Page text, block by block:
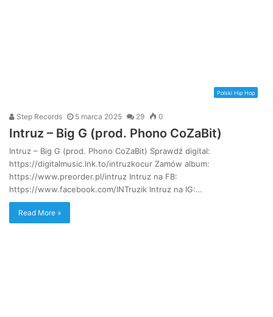
Polski Hip Hop
Step Records 5 marca 2025 29 0
Intruz – Big G (prod. Phono CoZaBit)
Intruz – Big G (prod. Phono CoZaBit) Sprawdź digital:
https://digitalmusic.lnk.to/intruzkocur Zamów album:
https://www.preorder.pl/intruz Intruz na FB:
https://www.facebook.com/INTruzik Intruz na IG:…
Read More »